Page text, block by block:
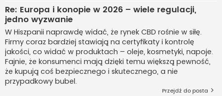
Re: Europa i konopie w 2026 – wiele regulacji,
jedno wyzwanie
W Hiszpanii naprawdę widać, że rynek CBD rośnie w siłę.
Firmy coraz bardziej stawiają na certyfikaty i kontrolę
jakości, co widać w produktach – oleje, kosmetyki, napoje.
Fajnie, że konsumenci mają dzięki temu większą pewność,
że kupują coś bezpiecznego i skutecznego, a nie
przypadkowy bubel.
Przejdź do posta